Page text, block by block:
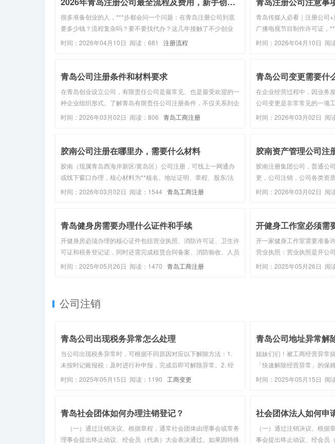
很多准备创业的人，***步都会问一个问题：在青岛注册公司到底
要多少钱？流程复杂吗？要不要找代办？这几年接触了不少创业
者，发现很多人其实并不是不想自己办，而是不清楚流程、怕踩
时间：2026年04月10日 阅读：681 注册流程
青岛传媒人必看｜注册公司
广播电视节目制作许可证，
公司专属注意事项，***适配
时间：2026年04月10日 阅
青岛公司注册条件和材料要求
在青岛创业设立公司，有限责任公司是最常见、也是最受欢迎的一
种企业组织形式。了解青岛有限责任公司注册条件，不仅关系到企
业能否顺利取得营业执照，更直接影响后续银行开户、税务登记及
时间：2026年03月02日 阅读：806 青岛工商注册
青岛公司变更需要什
在企业经营过程中，因业务
公司变更是非常常见的一项
会关心一个核心问题：青岛
时间：2026年03月02日 阅
胶南公司注册在哪里办，需要什么材料
胶南（现属青岛西海岸新区/黄岛区）公司注册，可线上一网通办
或线下窗口办理，核心材料为**核名、地址证明、章程、股东/法
人/监事身份材料。 一、办理地点（2026年最新） 1. 线下窗口
时间：2026年03月02日 阅读：1544 青岛工商注册
胶南资产管理公司注
胶南注册集团公司，普通公
更，公司注销，公司各类资
有哪些？集团公司注册需提
时间：2026年03月02日 阅
青岛健身房需要办理什么证件和手续
‌开健身房必须办理的核心证件包括营业执照、消防许可证、卫生许
可证和税务登记证‌，同时还需完成租赁合同备案、消防验收、人员
资质审核等手续。具体如下：一、核心证件清单‌营业执照‌：作为合
时间：2025年05月26日 阅读：1470 青岛工商注册
开健身工作室必须需
开一家健身工作室需要准备
营业执照：营业执照是开公
理。2. 税务登记证：在营业
时间：2025年05月26日 阅
公司注销
青岛公司出现税务异常怎么处理
当公司出现税务异常时，可根据不同原因对应以下解除方法：1.
未按时记账报税：及时进行补申报，完成后即可解除异常。2. 经
营地址异常：首先办理实际经营地址的变更，完成变更后再处理税
时间：2025年05月15日 阅读：1190 工商变更
青岛公司地址异常解
姐妹们们！被工商经营异常
「快速解除经营异常」的
公示信息，照着抄作业就能
时间：2025年05月15日 阅
青岛社会团体如何办理注销登记？
（一）通过注销决议。根据章程，通常社会团体由理事会或常务
理事会提出终止动议、经会员（代表）大会表决通过。如果因特殊
社会团体法人如何申
（一）通过注销决议。根
事会提出终止动议、经会员